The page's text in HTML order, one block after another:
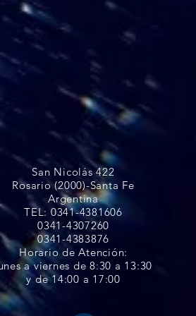
San Nicolás 422
Rosario (2000)-Santa Fe
Argentina
TEL: 0341-4381606
0341-4307260
0341-4383876
Horario de Atención:
a viernes de 8:30 a 13:30
y de 14:00 a 17:00